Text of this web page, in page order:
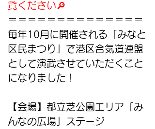
覧ください🔎
＝＝＝＝＝＝＝＝＝＝＝＝＝＝
毎年10月に開催される「みなと
区民まつり」で港区合気道連盟
として演武させていただくこと
になりました！
【会場】都立芝公園エリア「み
んなの広場」ステージ